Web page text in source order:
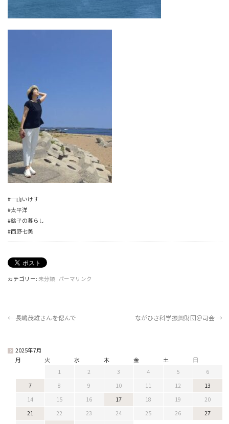
#一山いけす
#太平洋
#銚子の暮らし
#西野七美
カテゴリー: 未分類 パーマリンク
←長嶋茂雄さんを偲んで ながひさ科学振興財団＠司会→
2025年7月
月 火 水 木 金 土 日
1 2 3 4 5
6
7
8 9 10 11 12
13
14
15 16 17 18 19
20
21
22 23 24 25 26
27